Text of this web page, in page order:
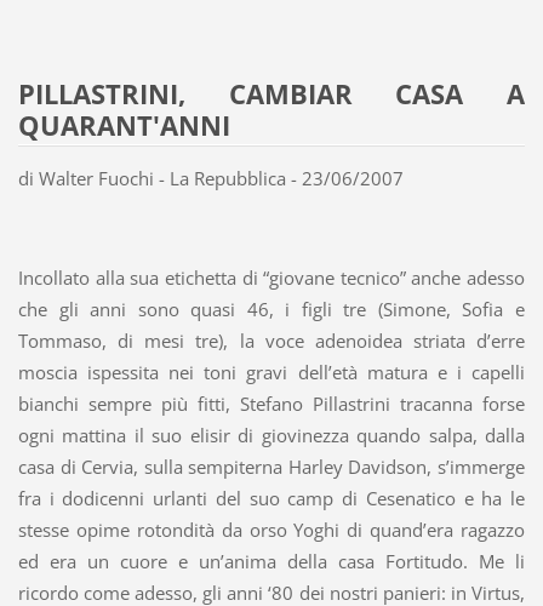
PILLASTRINI, CAMBIAR CASA A
QUARANT'ANNI
di Walter Fuochi - La Repubblica - 23/06/2007
Incollato alla sua etichetta di “giovane tecnico” anche adesso
che gli anni sono quasi 46, i figli tre (Simone, Sofia e
Tommaso, di mesi tre), la voce adenoidea striata d’erre
moscia ispessita nei toni gravi dell’età matura e i capelli
bianchi sempre più fitti, Stefano Pillastrini tracanna forse
ogni mattina il suo elisir di giovinezza quando salpa, dalla
casa di Cervia, sulla sempiterna Harley Davidson, s’immerge
fra i dodicenni urlanti del suo camp di Cesenatico e ha le
stesse opime rotondità da orso Yoghi di quand’era ragazzo
ed era un cuore e un’anima della casa Fortitudo. Me li
ricordo come adesso, gli anni ‘80 dei nostri panieri: in Virtus,